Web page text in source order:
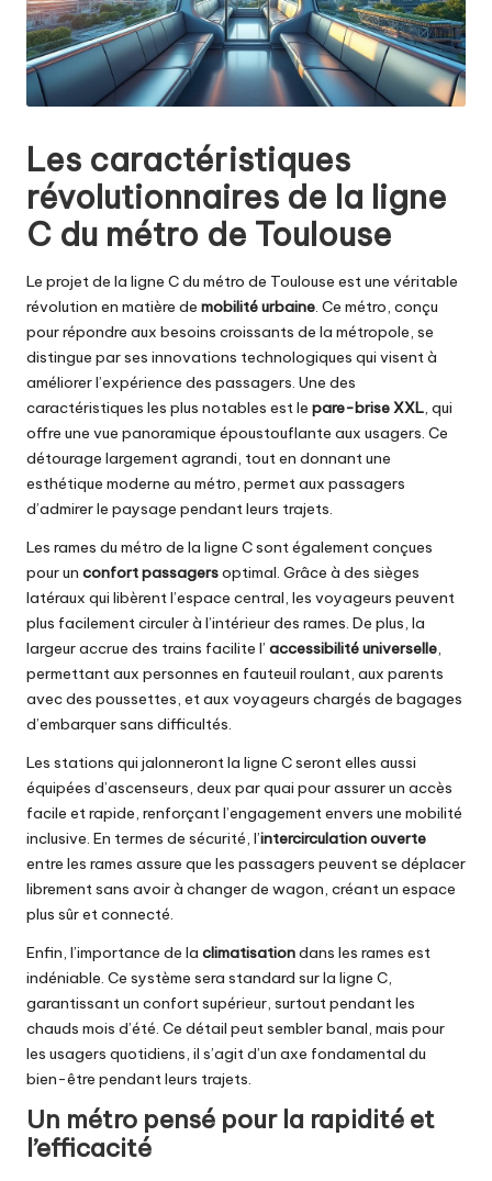
Les caractéristiques
révolutionnaires de la ligne
C du métro de Toulouse
Le projet de la ligne C du métro de Toulouse est une véritable
révolution en matière de mobilité urbaine. Ce métro, conçu
pour répondre aux besoins croissants de la métropole, se
distingue par ses innovations technologiques qui visent à
améliorer l’expérience des passagers. Une des
caractéristiques les plus notables est le pare-brise XXL, qui
offre une vue panoramique époustouflante aux usagers. Ce
détourage largement agrandi, tout en donnant une
esthétique moderne au métro, permet aux passagers
d’admirer le paysage pendant leurs trajets.
Les rames du métro de la ligne C sont également conçues
pour un confort passagersoptimal. Grâce à des sièges
latéraux qui libèrent l’espace central, les voyageurs peuvent
plus facilement circuler à l’intérieur des rames. De plus, la
largeur accrue des trains facilite l’ accessibilité universelle,
permettant aux personnes en fauteuil roulant, aux parents
avec des poussettes, et aux voyageurs chargés de bagages
d’embarquer sans difficultés.
Les stations qui jalonneront la ligne C seront elles aussi
équipées d’ascenseurs, deux par quai pour assurer un accès
facile et rapide, renforçant l’engagement envers une mobilité
inclusive. En termes de sécurité, l’intercirculation ouverte
entre les rames assure que les passagers peuvent se déplacer
librement sans avoir à changer de wagon, créant un espace
plus sûr et connecté.
Enfin, l’importance de la climatisationdans les rames est
indéniable. Ce système sera standard sur la ligne C,
garantissant un confort supérieur, surtout pendant les
chauds mois d’été. Ce détail peut sembler banal, mais pour
les usagers quotidiens, il s’agit d’un axe fondamental du
bien-être pendant leurs trajets.
Un métro pensé pour la rapidité et
l’efficacité